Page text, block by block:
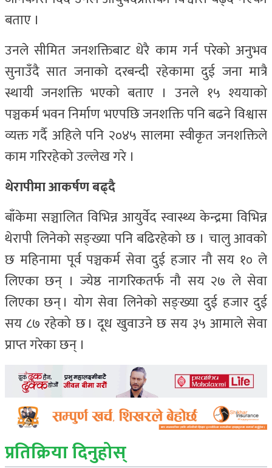
बताए ।
उनले सीमित जनशक्तिबाट धेरै काम गर्न परेको अनुभव
सुनाउँदै सात जनाको दरबन्दी रहेकामा दुई जना मात्रै
स्थायी जनशक्ति भएको बताए । उनले १५ श्ययाको
पञ्चकर्म भवन निर्माण भएपछि जनशक्ति पनि बढने विश्वास
व्यक्त गर्दै अहिले पनि २०४५ सालमा स्वीकृत जनशक्तिले
काम गरिरहेको उल्लेख गरे ।
थेरापीमा आकर्षण बढ्दै
बाँकेमा सञ्चालित विभिन्न आयुर्वेद स्वास्थ्य केन्द्रमा विभिन्न
थेरापी लिनेको सङ्ख्या पनि बढिरहेको छ । चालु आवको
छ महिनामा पूर्व पञ्चकर्म सेवा दुई हजार नौ सय १० ले
लिएका छन् । ज्येष्ठ नागरिकतर्फ नौ सय २७ ले सेवा
लिएका छन् । योग सेवा लिनेको सङ्ख्या दुई हजार दुई
सय ८७ रहेको छ । दूध खुवाउने छ सय ३५ आमाले सेवा
प्राप्त गरेका छन् ।
प्रतिक्रिया दिनुहोस्